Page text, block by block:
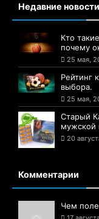
Недавние новости
Кто
почему
25 мая,
Рейтинг
выбора.
25 мая,
Старый
мужской
20
Комментарии
Чем